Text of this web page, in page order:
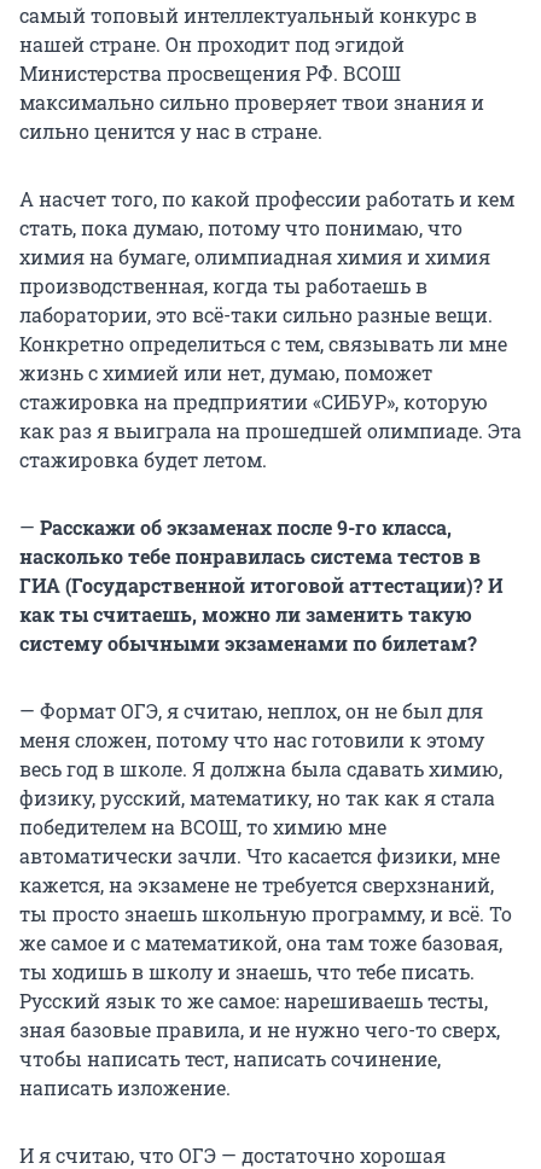
самый топовый интеллектуальный конкурс в
нашей стране. Он проходит под эгидой
Министерства просвещения РФ. ВСОШ
максимально сильно проверяет твои знания и
сильно ценится у нас в стране.
А насчет того, по какой профессии работать и кем
стать, пока думаю, потому что понимаю, что
химия на бумаге, олимпиадная химия и химия
производственная, когда ты работаешь в
лаборатории, это всё-таки сильно разные вещи.
Конкретно определиться с тем, связывать ли мне
жизнь с химией или нет, думаю, поможет
стажировка на предприятии «СИБУР», которую
как раз я выиграла на прошедшей олимпиаде. Эта
стажировка будет летом.
— Расскажи об экзаменах после 9-го класса,
насколько тебе понравилась система тестов в
ГИА (Государственной итоговой аттестации)?И
как ты считаешь, можно ли заменить такую
систему обычными экзаменами по билетам?
— Формат ОГЭ, я считаю, неплох, он не был для
меня сложен, потому что нас готовили к этому
весь год в школе. Я должна была сдавать химию,
физику, русский, математику, но так как я стала
победителем на ВСОШ, то химию мне
автоматически зачли. Что касается физики, мне
кажется, на экзамене не требуется сверхзнаний,
ты просто знаешь школьную программу, и всё. То
же самое и с математикой, она там тоже базовая,
ты ходишь в школу и знаешь, что тебе писать.
Русский язык то же самое: нарешиваешь тесты,
зная базовые правила, и не нужно чего-то сверх,
чтобы написать тест, написать сочинение,
написать изложение.
И я считаю, что ОГЭ — достаточно хорошая